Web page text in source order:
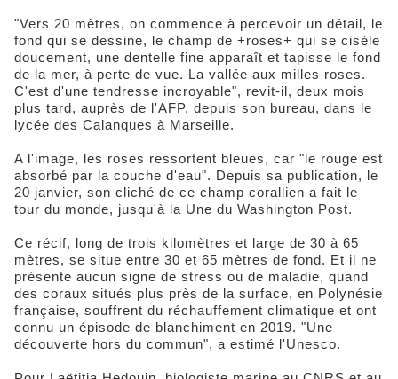
"Vers 20 mètres, on commence à percevoir un détail, le
fond qui se dessine, le champ de +roses+ qui se cisèle
doucement, une dentelle fine apparaît et tapisse le fond
de la mer, à perte de vue. La vallée aux milles roses.
C'est d'une tendresse incroyable", revit-il, deux mois
plus tard, auprès de l'AFP, depuis son bureau, dans le
lycée des Calanques à Marseille.
A l'image, les roses ressortent bleues, car "le rouge est
absorbé par la couche d'eau". Depuis sa publication, le
20 janvier, son cliché de ce champ corallien a fait le
tour du monde, jusqu'à la Une du Washington Post.
Ce récif, long de trois kilomètres et large de 30 à 65
mètres, se situe entre 30 et 65 mètres de fond. Et il ne
présente aucun signe de stress ou de maladie, quand
des coraux situés plus près de la surface, en Polynésie
française, souffrent du réchauffement climatique et ont
connu un épisode de blanchiment en 2019. "Une
découverte hors du commun", a estimé l'Unesco.